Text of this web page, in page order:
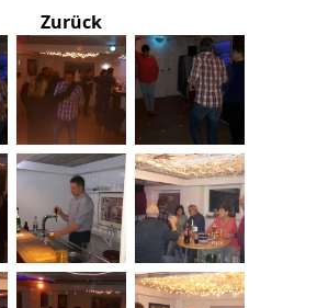
Zurück